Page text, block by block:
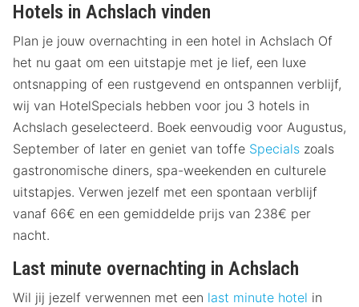
Hotels in Achslach vinden
Plan je jouw overnachting in een hotel in Achslach Of
het nu gaat om een uitstapje met je lief, een luxe
ontsnapping of een rustgevend en ontspannen verblijf,
wij van HotelSpecials hebben voor jou 3 hotels in
Achslach geselecteerd. Boek eenvoudig voor Augustus,
September of later en geniet van toffe Specials zoals
gastronomische diners, spa-weekenden en culturele
uitstapjes. Verwen jezelf met een spontaan verblijf
vanaf 66€ en een gemiddelde prijs van 238€ per
nacht.
Last minute overnachting in Achslach
Wil jij jezelf verwennen met een last minute hotel in